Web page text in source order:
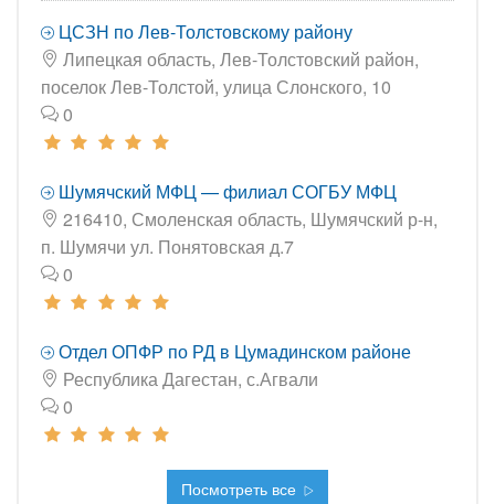
ЦСЗН по Лев-Толстовскому району
Липецкая область, Лев-Толстовский район,
поселок Лев-Толстой, улица Слонского, 10
0
Шумячский МФЦ — филиал СОГБУ МФЦ
216410, Смоленская область, Шумячский р-н,
п. Шумячи ул. Понятовская д.7
0
Отдел ОПФР по РД в Цумадинском районе
Республика Дагестан, с.Агвали
0
Посмотреть все